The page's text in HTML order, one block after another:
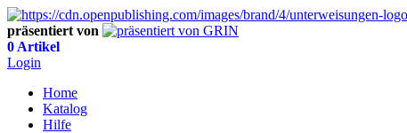
präsentiert von
0 Artikel
Login
Home
Katalog
Hilfe